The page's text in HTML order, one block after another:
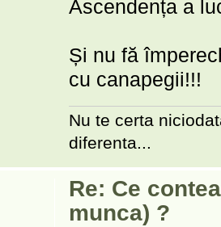
Ascendența a
Și nu fă
cu canapegii!!!
Nu te certa
diferenta...
Re: Ce
munca) ?